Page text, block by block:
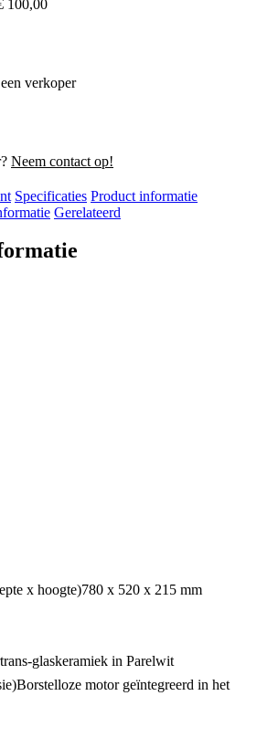
100,00
verkoper
Neem contact op!
Specificaties Product informatie
Gerelateerd
x hoogte)780 x 520 x 215 mm
glaskeramiek in Parelwit
Borstelloze motor geïntegreerd in het